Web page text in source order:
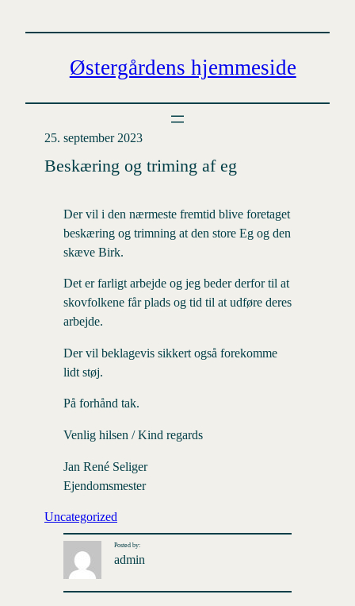
Østergårdens hjemmeside
25. september 2023
Beskæring og triming af eg
Der vil i den nærmeste fremtid blive foretaget
beskæring og trimning at den store Eg og den
skæve Birk.
Det er farligt arbejde og jeg beder derfor til at
skovfolkene får plads og tid til at udføre deres
arbejde.
Der vil beklagevis sikkert også forekomme
lidt støj.
På forhånd tak.
Venlig hilsen / Kind regards
Jan René Seliger
Ejendomsmester
Uncategorized
Posted by:
admin